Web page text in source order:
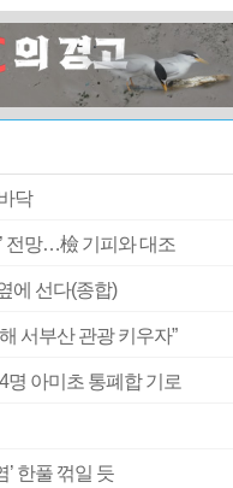
닥
전망…檢 기피와 대조
에 선다(종합)
서부산 관광 키우자”
아미초 통폐합 기로
한풀 꺾일 듯